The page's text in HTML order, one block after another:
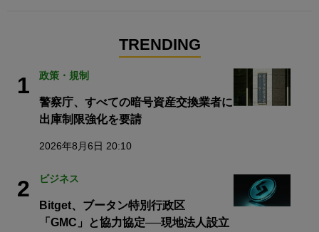
TRENDING
1 政策・規制
警察庁、すべての暗号資産交換業者に
出庫制限強化を要請
2026年8月6日 20:10
2 ビジネス
Bitget、ブータン特別行政区
「GMC」と協力協定──現地法人設立